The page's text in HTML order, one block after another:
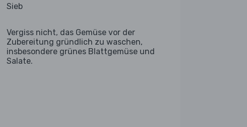
Sieb
Vergiss nicht, das Gemüse vor der
Zubereitung gründlich zu waschen,
insbesondere grünes Blattgemüse und
Salate.